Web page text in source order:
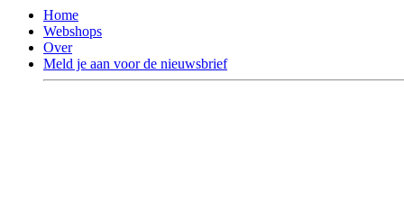
Home
Webshops
Over
Meld je aan voor de nieuwsbrief